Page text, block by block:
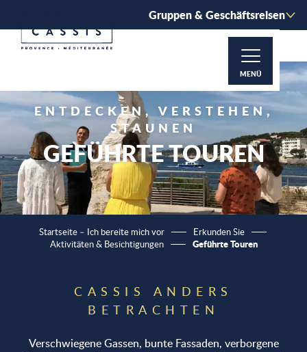
contenu
Gruppen & Geschäftsreisen
MENÜ
ENTDECKEN, VERSTEHEN,
STAUNEN
GEFÜHRTE TOUREN
Startseite – Ich bereite mich vor
Erkunden Sie
Aktivitäten & Besichtigungen
Geführte Touren
CASSIS ANDERS
BETRACHTEN
Verschwiegene Gassen, bunte Fassaden, verborgene